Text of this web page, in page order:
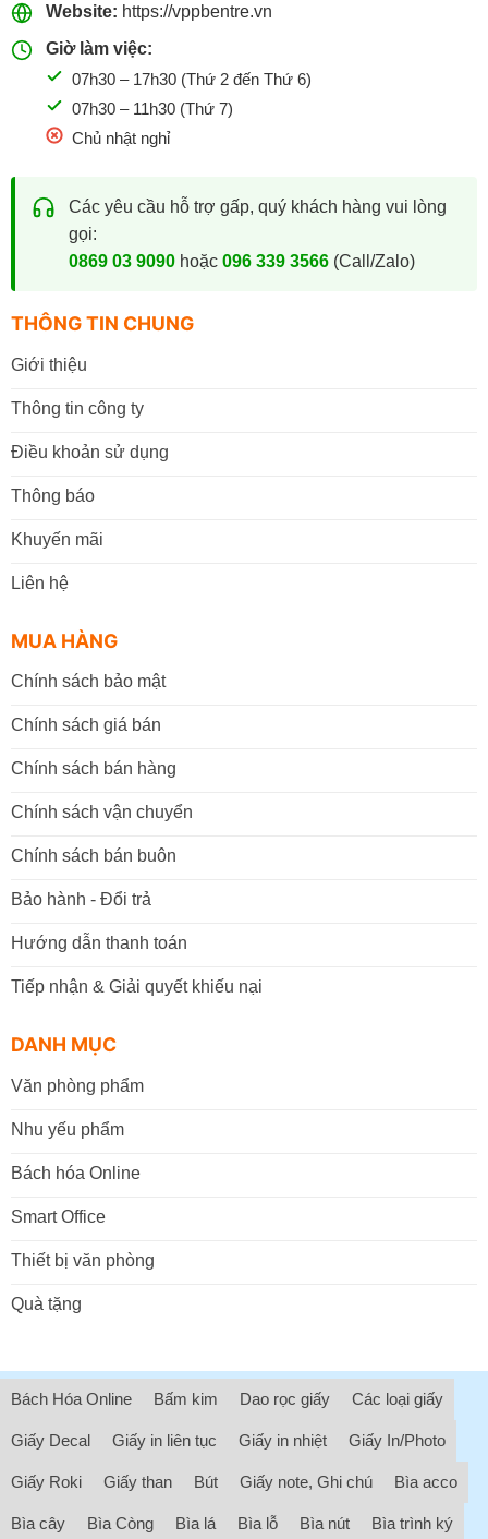
Website: https://vppbentre.vn
Giờ làm việc:
07h30 – 17h30 (Thứ 2 đến Thứ 6)
07h30 – 11h30 (Thứ 7)
Chủ nhật nghỉ
Các yêu cầu hỗ trợ gấp, quý khách hàng vui lòng
gọi:
0869 03 9090hoặc 096 339 3566(Call/Zalo)
THÔNG TIN CHUNG
Giới thiệu
Thông tin công ty
Điều khoản sử dụng
Thông báo
Khuyến mãi
Liên hệ
MUA HÀNG
Chính sách bảo mật
Chính sách giá bán
Chính sách bán hàng
Chính sách vận chuyển
Chính sách bán buôn
Bảo hành - Đổi trả
Hướng dẫn thanh toán
Tiếp nhận & Giải quyết khiếu nại
DANH MỤC
Văn phòng phẩm
Nhu yếu phẩm
Bách hóa Online
Smart Office
Thiết bị văn phòng
Quà tặng
Bách Hóa Online Bấm kim Dao rọc giấy Các loại giấy
Giấy Decal Giấy in liên tục Giấy in nhiệt Giấy In/Photo
Giấy Roki Giấy than Bút Giấy note, Ghi chú Bìa acco
Bìa cây Bìa Còng Bìa lá Bìa lỗ Bìa nút Bìa trình ký